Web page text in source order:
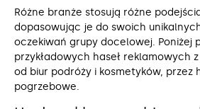
Różne branże stosują różne
dopasowując je do swoich
oczekiwań grupy docelowej. Poniżej
przykładowych haseł reklamowych
od biur podróży i kosmetyków, przez
pogrzebowe.